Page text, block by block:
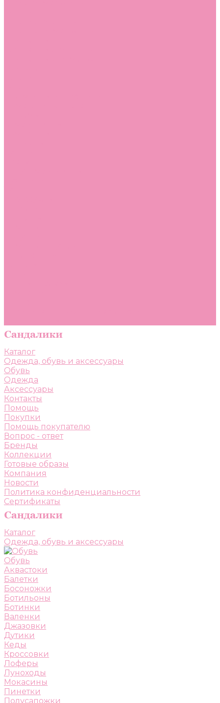
Каталог
Одежда, обувь и аксессуары
Обувь
Одежда
Аксессуары
Контакты
Помощь
Покупки
Помощь покупателю
Вопрос - ответ
Бренды
Коллекции
Готовые образы
Компания
Новости
Политика конфиденциальности
Сертификаты
Каталог
Одежда, обувь и аксессуары
Обувь
Аквастоки
Балетки
Босоножки
Ботильоны
Ботинки
Валенки
Джазовки
Дутики
Кеды
Кроссовки
Лоферы
Луноходы
Мокасины
Пинетки
Полусапожки